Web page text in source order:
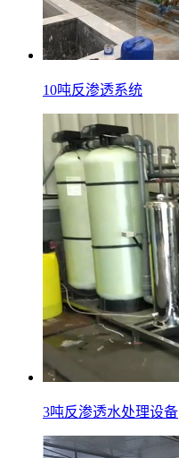
10吨反渗透系统
3吨反渗透水处理设备